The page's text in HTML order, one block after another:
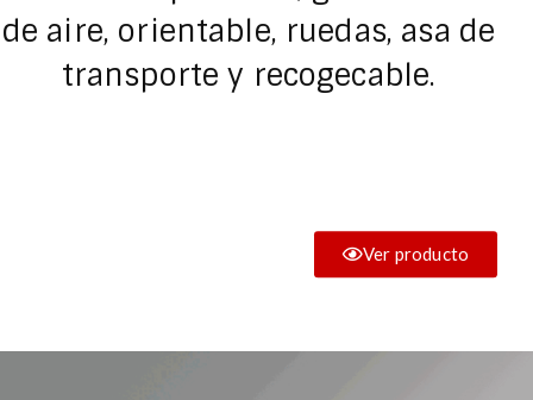
de aire, orientable, ruedas, asa de
transporte y recogecable.
Ver producto